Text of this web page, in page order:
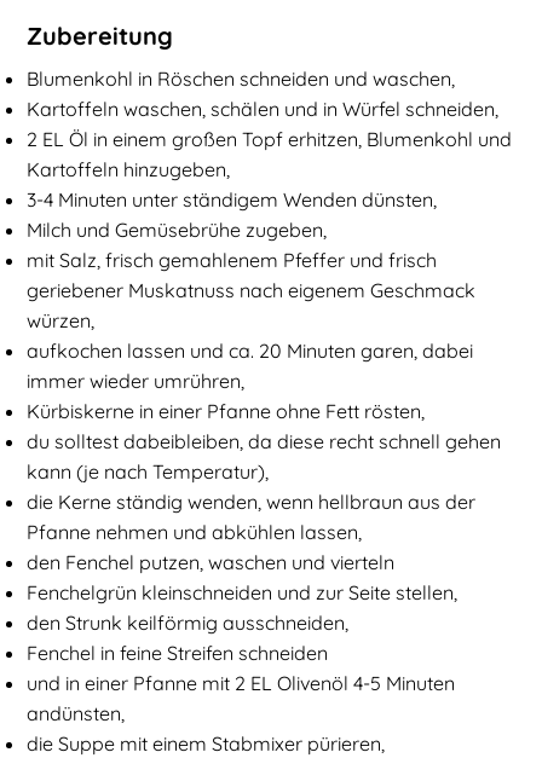
Zubereitung
Blumenkohl in Röschen schneiden und waschen,
Kartoffeln waschen, schälen und in Würfel schneiden,
2 EL Öl in einem großen Topf erhitzen, Blumenkohl und
Kartoffeln hinzugeben,
3-4 Minuten unter ständigem Wenden dünsten,
Milch und Gemüsebrühe zugeben,
mit Salz, frisch gemahlenem Pfeffer und frisch
geriebener Muskatnuss nach eigenem Geschmack
würzen,
aufkochen lassen und ca. 20 Minuten garen, dabei
immer wieder umrühren,
Kürbiskerne in einer Pfanne ohne Fett rösten,
du solltest dabeibleiben, da diese recht schnell gehen
kann (je nach Temperatur),
die Kerne ständig wenden, wenn hellbraun aus der
Pfanne nehmen und abkühlen lassen,
den Fenchel putzen, waschen und vierteln
Fenchelgrün kleinschneiden und zur Seite stellen,
den Strunk keilförmig ausschneiden,
Fenchel in feine Streifen schneiden
und in einer Pfanne mit 2 EL Olivenöl 4-5 Minuten
andünsten,
die Suppe mit einem Stabmixer pürieren,